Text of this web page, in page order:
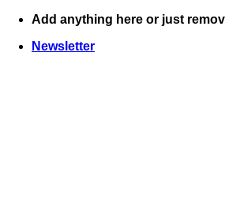
Skip
content
Add anything here or just
Newsletter